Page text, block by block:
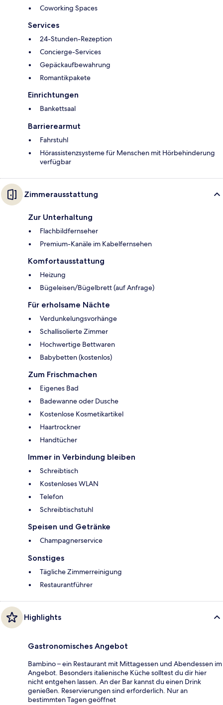
Coworking Spaces
Services
24-Stunden-Rezeption
Concierge-Services
Gepäckaufbewahrung
Romantikpakete
Einrichtungen
Bankettsaal
Barrierearmut
Fahrstuhl
Hörassistenzsysteme für Menschen mit Hörbehinderung
verfügbar
Zimmerausstattung
Zur Unterhaltung
Flachbildfernseher
Premium-Kanäle im Kabelfernsehen
Komfortausstattung
Heizung
Bügeleisen/Bügelbrett (auf Anfrage)
Für erholsame Nächte
Verdunkelungsvorhänge
Schallisolierte Zimmer
Hochwertige Bettwaren
Babybetten (kostenlos)
Zum Frischmachen
Eigenes Bad
Badewanne oder Dusche
Kostenlose Kosmetikartikel
Haartrockner
Handtücher
Immer in Verbindung bleiben
Schreibtisch
Kostenloses WLAN
Telefon
Schreibtischstuhl
Speisen und Getränke
Champagnerservice
Sonstiges
Tägliche Zimmerreinigung
Restaurantführer
Highlights
Gastronomisches Angebot
Bambino – ein Restaurant mit Mittagessen und Abendessen im
Angebot. Besonders italienische Küche solltest du dir hier
nicht entgehen lassen. An der Bar kannst du einen Drink
genießen. Reservierungen sind erforderlich. Nur an
bestimmten Tagen geöffnet